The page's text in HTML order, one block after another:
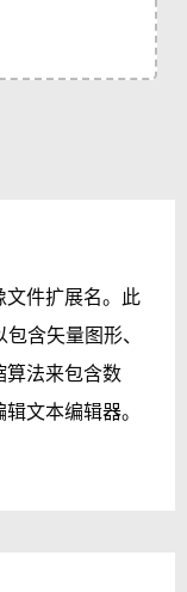
文件扩展名。此
含矢量图形、
算法来包含数
文本编辑器。